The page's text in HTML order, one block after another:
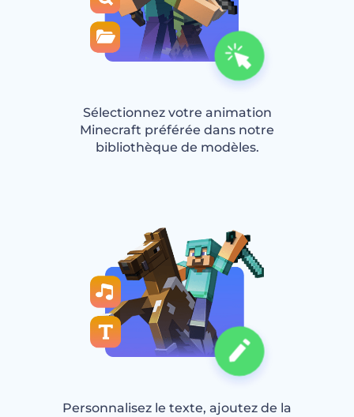
Sélectionnez votre animation
Minecraft préférée dans notre
bibliothèque de modèles.
Personnalisez le texte, ajoutez de la